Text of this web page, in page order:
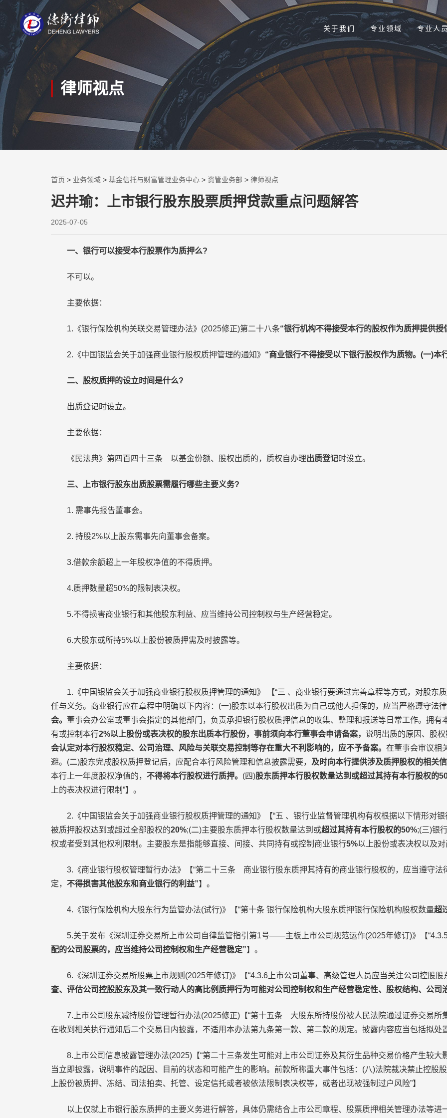
关于我们 专业领域 专业人员
律师视点
首页 > 业务领域 > 基金信托与财富管理业务中心 > 资管业务部 > 律师视点
迟井瑜：上市银行股东股票质押贷款重点问题解答
2025-07-05
一、银行可以接受本行股票作为质押么?
不可以。
主要依据：
1.《银行保险机构关联交易管理办法》(2025修正)第二十八条“银行机构不得接受本行的股权作为质押提供授
2.《中国银监会关于加强商业银行股权质押管理的通知》 “商业银行不得接受以下银行股权作为质物。(一)本
二、股权质押的设立时间是什么?
出质登记时设立。
主要依据：
《民法典》第四百四十三条 以基金份额、股权出质的，质权自办理出质登记时设立。
三、上市银行股东出质股票需履行哪些主要义务?
1. 需事先报告董事会。
2. 持股2%以上股东需事先向董事会备案。
3.借款余额超上一年股权净值的不得质押。
4.质押数量超50%的限制表决权。
5.不得损害商业银行和其他股东利益、应当维持公司控制权与生产经营稳定。
6.大股东或所持5%以上股份被质押需及时披露等。
主要依据：
1.《中国银监会关于加强商业银行股权质押管理的通知》 【“三 、商业银行要通过完善章程等方式，对股东
任与义务。商业银行应在章程中明确以下内容：(一)股东以本行股权出质为自己或他人担保的，应当严格遵守法
会。 董事会办公室或董事会指定的其他部门，负责承担银行股权质押信息的收集、整理和报送等日常工作。拥
有或控制本行2%以上股份或表决权的股东出质本行股份，事前须向本行董事会申请备案， 说明出质的原因、股
会认定对本行股权稳定、公司治理、风险与关联交易控制等存在重大不利影响的，应不予备案。 在董事会审议相
避。(二)股东完成股权质押登记后，应配合本行风险管理和信息披露需要， 及时向本行提供涉及质押股权的相关信
本行上一年度股权净值的， 不得将本行股权进行质押。 (四)股东质押本行股权数量达到或超过其持有本行股权的
上的表决权进行限制”】。
2.《中国银监会关于加强商业银行股权质押管理的通知》【“五 、银行业监督管理机构有权根据以下情形对
被质押股权达到或超过全部股权的20%;(二)主要股东质押本行股权数量达到或超过其持有本行股权的50%;(三)银
权或者受到其他权利限制。主要股东是指能够直接、间接、共同持有或控制商业银行5%以上股份或表决权以及对
3.《商业银行股权管理暂行办法》【“第二十三条 商业银行股东质押其持有的商业银行股权的，应当遵守法
定， 不得损害其他股东和商业银行的利益”】。
4.《银行保险机构大股东行为监管办法(试行)》【“第十条 银行保险机构大股东质押银行保险机构股权数量超
5.关于发布《深圳证券交易所上市公司自律监管指引第1号——主板上市公司规范运作(2025年修订)》【
配的公司股票的，应当维持公司控制权和生产经营稳定”】。
6.《深圳证券交易所股票上市规则(2025年修订)》【“4.3.6上市公司董事、高级管理人员应当关注公司控股股
查、评估公司控股股东及其一致行动人的高比例质押行为可能对公司控制权和生产经营稳定性、股权结构、公司
7.上市公司股东减持股份管理暂行办法(2025修正)【“第十五条 大股东所持股份被人民法院通过证券交易所
在收到相关执行通知后二个交易日内披露，不适用本办法第九条第一款、第二款的规定。披露内容应当包括拟处
8.上市公司信息披露管理办法(2025)【“第二十三条发生可能对上市公司证券及其衍生品种交易价格产生较大
当立即披露，说明事件的起因、目前的状态和可能产生的影响。前款所称重大事件包括：(八)法院裁决禁止控股
上股份被质押、冻结、司法拍卖、托管、设定信托或者被依法限制表决权等，或者出现被强制过户风险”】
以上仅就上市银行股东质押的主要义务进行解答，具体仍需结合上市公司章程、股票质押相关管理办法等进